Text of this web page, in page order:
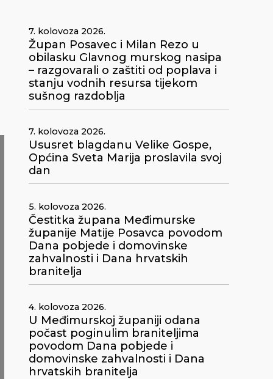
7. kolovoza 2026.
Župan Posavec i Milan Rezo u
obilasku Glavnog murskog nasipa
– razgovarali o zaštiti od poplava i
stanju vodnih resursa tijekom
sušnog razdoblja
7. kolovoza 2026.
Ususret blagdanu Velike Gospe,
Općina Sveta Marija proslavila svoj
dan
5. kolovoza 2026.
Čestitka župana Međimurske
županije Matije Posavca povodom
Dana pobjede i domovinske
zahvalnosti i Dana hrvatskih
branitelja
4. kolovoza 2026.
U Međimurskoj županiji odana
počast poginulim braniteljima
povodom Dana pobjede i
domovinske zahvalnosti i Dana
hrvatskih branitelja